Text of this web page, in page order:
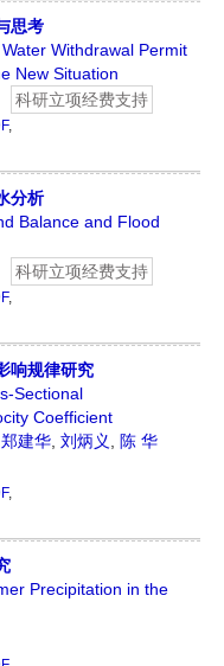
思考
Withdrawal Permit
New Situation
科研立项经费支持
,
分析
Balance and Flood
科研立项经费支持
,
响规律研究
Sectional
Coefficient
郑建华 刘炳义
陈 华
,
Precipitation in the